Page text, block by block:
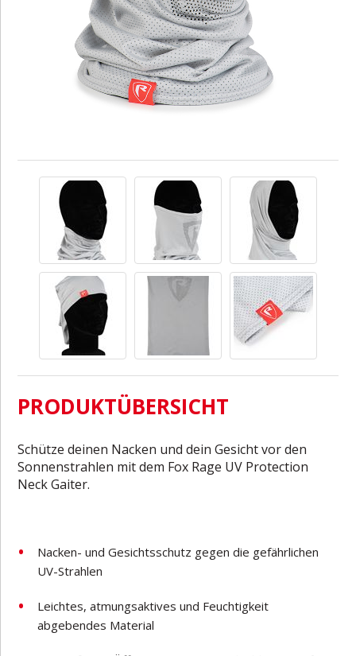
PRODUKTÜBERSICHT
Schütze deinen Nacken und dein Gesicht vor den
Sonnenstrahlen mit dem Fox Rage UV Protection
Neck Gaiter.
Nacken- und Gesichtsschutz gegen die gefährlichen
UV-Strahlen
Leichtes, atmungsaktives und Feuchtigkeit
abgebendes Material